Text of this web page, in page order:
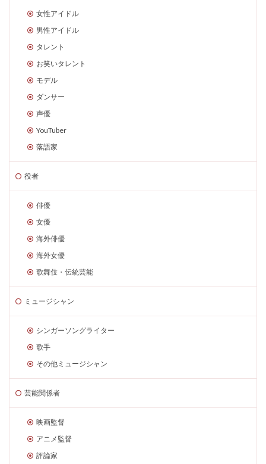
女性アイドル
男性アイドル
タレント
お笑いタレント
モデル
ダンサー
声優
YouTuber
落語家
役者
俳優
女優
海外俳優
海外女優
歌舞伎・伝統芸能
ミュージシャン
シンガーソングライター
歌手
その他ミュージシャン
芸能関係者
映画監督
アニメ監督
評論家